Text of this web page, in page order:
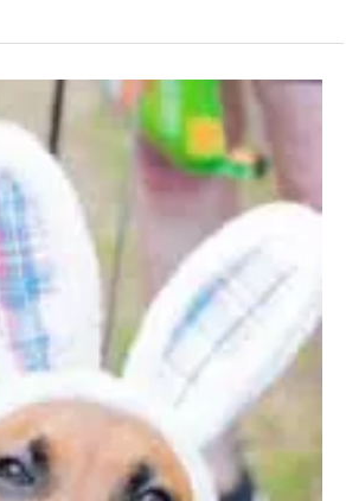
lectura
de las estafas dirigidas a
evitarlas y cómo